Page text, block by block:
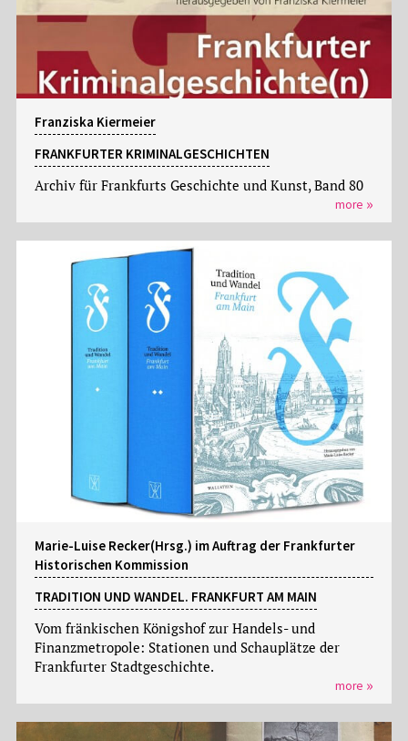
Franziska Kiermeier
FRANKFURTER KRIMINALGESCHICHTEN
Archiv für Frankfurts Geschichte und Kunst, Band 80
more
Marie-Luise Recker(Hrsg.) im Auftrag der Frankfurter
Historischen Kommission
TRADITION UND WANDEL. FRANKFURT AM MAIN
Vom fränkischen Königshof zur Handels- und
Finanzmetropole: Stationen und Schauplätze der
Frankfurter Stadtgeschichte.
more